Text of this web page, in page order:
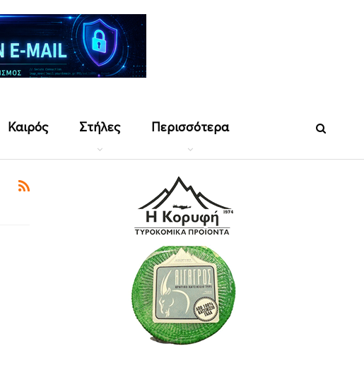
Καιρός Στήλες Περισσότερα